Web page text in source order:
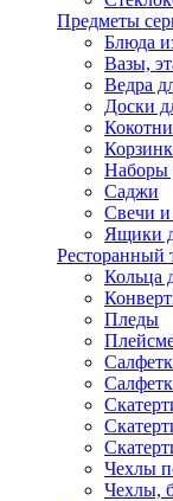
Предметы
Блюда
Вазы,
Ведра
Доски
Наборы
Саджи
Свечи и
Ящики
Ресторанный
Кольца
Пледы
Чехлы
Чехлы,